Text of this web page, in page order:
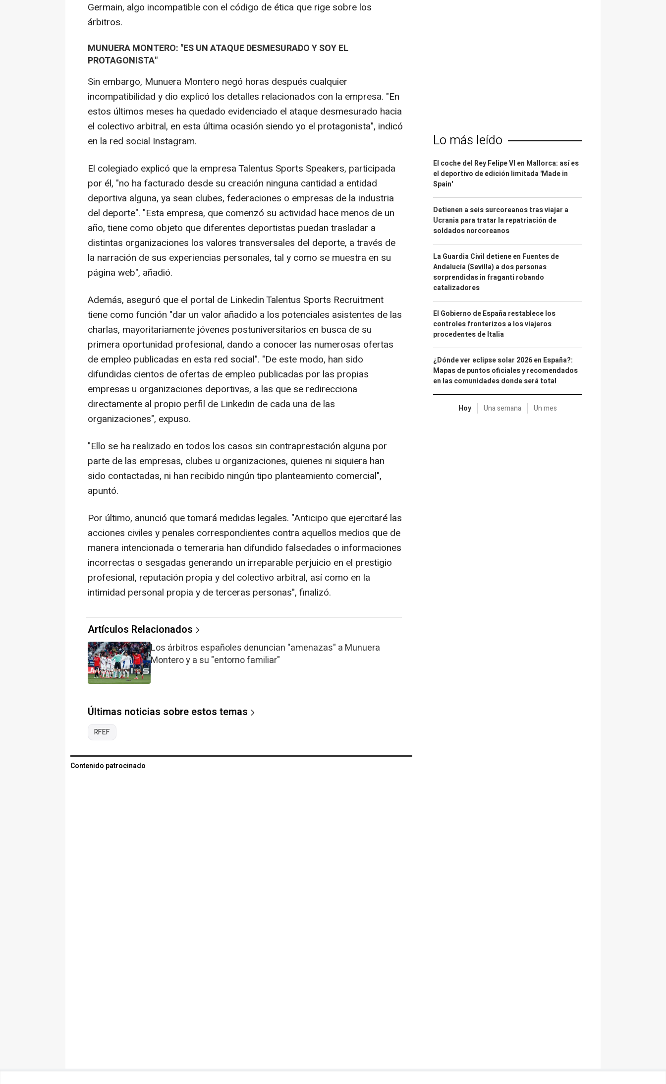
Germain, algo incompatible con el código de ética que rige sobre los
árbitros.
MUNUERA MONTERO: "ES UN ATAQUE DESMESURADO Y SOY EL
PROTAGONISTA"
Sin embargo, Munuera Montero negó horas después cualquier
incompatibilidad y dio explicó los detalles relacionados con la empresa. "En
estos últimos meses ha quedado evidenciado el ataque desmesurado hacia
el colectivo arbitral, en esta última ocasión siendo yo el protagonista", indicó
en la red social Instagram.
El colegiado explicó que la empresa Talentus Sports Speakers, participada
por él, "no ha facturado desde su creación ninguna cantidad a entidad
deportiva alguna, ya sean clubes, federaciones o empresas de la industria
del deporte". "Esta empresa, que comenzó su actividad hace menos de un
año, tiene como objeto que diferentes deportistas puedan trasladar a
distintas organizaciones los valores transversales del deporte, a través de
la narración de sus experiencias personales, tal y como se muestra en su
página web", añadió.
Además, aseguró que el portal de Linkedin Talentus Sports Recruitment
tiene como función "dar un valor añadido a los potenciales asistentes de las
charlas, mayoritariamente jóvenes postuniversitarios en busca de su
primera oportunidad profesional, dando a conocer las numerosas ofertas
de empleo publicadas en esta red social". "De este modo, han sido
difundidas cientos de ofertas de empleo publicadas por las propias
empresas u organizaciones deportivas, a las que se redirecciona
directamente al propio perfil de Linkedin de cada una de las
organizaciones", expuso.
"Ello se ha realizado en todos los casos sin contraprestación alguna por
parte de las empresas, clubes u organizaciones, quienes ni siquiera han
sido contactadas, ni han recibido ningún tipo planteamiento comercial",
apuntó.
Por último, anunció que tomará medidas legales. "Anticipo que ejercitaré las
acciones civiles y penales correspondientes contra aquellos medios que de
manera intencionada o temeraria han difundido falsedades o informaciones
incorrectas o sesgadas generando un irreparable perjuicio en el prestigio
profesional, reputación propia y del colectivo arbitral, así como en la
intimidad personal propia y de terceras personas", finalizó.
Artículos Relacionados
Los árbitros españoles denuncian "amenazas" a Munuera
Montero y a su "entorno familiar"
Últimas noticias sobre estos temas
RFEF
Contenido patrocinado
Lo más leído
El coche del Rey Felipe VI en Mallorca: así es
el deportivo de edición limitada 'Made in
Spain'
Detienen a seis surcoreanos tras viajar a
Ucrania para tratar la repatriación de
soldados norcoreanos
La Guardia Civil detiene en Fuentes de
Andalucía (Sevilla) a dos personas
sorprendidas in fraganti robando
catalizadores
El Gobierno de España restablece los
controles fronterizos a los viajeros
procedentes de Italia
¿Dónde ver eclipse solar 2026 en España?:
Mapas de puntos oficiales y recomendados
en las comunidades donde será total
Hoy Una semana Un mes